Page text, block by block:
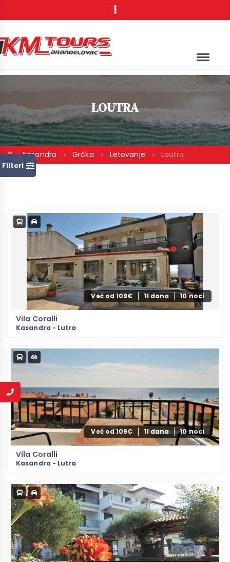
LOUTRA
Kasandra Grčka Letovanje Loutra
Filteri
Već od 109€ 11 dana 10 noci
Vila Coralli
Kasandra - Lutra
Već od 109€ 11 dana 10 noci
Vila Coralli
Kasandra - Lutra